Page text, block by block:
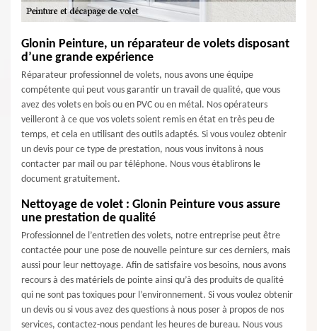
Glonin Peinture, un réparateur de volets disposant
d’une grande expérience
Réparateur professionnel de volets, nous avons une équipe
compétente qui peut vous garantir un travail de qualité, que vous
avez des volets en bois ou en PVC ou en métal. Nos opérateurs
veilleront à ce que vos volets soient remis en état en très peu de
temps, et cela en utilisant des outils adaptés. Si vous voulez obtenir
un devis pour ce type de prestation, nous vous invitons à nous
contacter par mail ou par téléphone. Nous vous établirons le
document gratuitement.
Nettoyage de volet : Glonin Peinture vous assure
une prestation de qualité
Professionnel de l’entretien des volets, notre entreprise peut être
contactée pour une pose de nouvelle peinture sur ces derniers, mais
aussi pour leur nettoyage. Afin de satisfaire vos besoins, nous avons
recours à des matériels de pointe ainsi qu’à des produits de qualité
qui ne sont pas toxiques pour l’environnement. Si vous voulez obtenir
un devis ou si vous avez des questions à nous poser à propos de nos
services, contactez-nous pendant les heures de bureau. Nous vous